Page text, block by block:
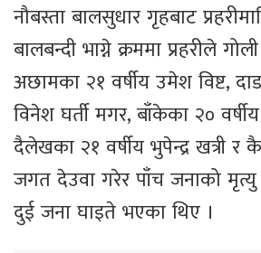
नौबस्ता बालसुधार गृहबाट
बालबन्दी भाग्ने क्रममा प्रहरीले गोली
अछामका २१ वर्षीय उमेश विष्ट,
विनेश घर्ती मगर, बाँकेका २०
दैलेखका २१ वर्षीय भुपेन्द्र खत्री र
जगत देउवा गरेर पाँच जनाको
दुई जना घाइते भएका थिए ।